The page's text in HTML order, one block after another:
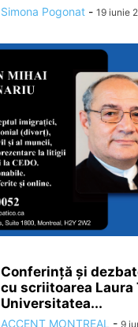
Simona Pogonat - 19 iunie
Conferință și
cu scriitoarea Laura
Universitatea...
ACCENT MONTREAL - 9